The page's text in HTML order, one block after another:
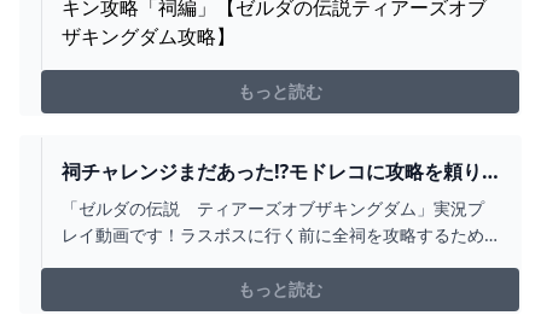
キン攻略「祠編」【ゼルダの伝説ティアーズオブ
ザキングダム攻略】
もっと読む
祠チャレンジまだあった⁉モドレコに攻略を頼り
切る勇者ＷＷＷ祠ノルマ10😈(賢者の遺志コンプリ
ート)【ゼルダの伝説 ティアーズ オブ ザ キングダ
「ゼルダの伝説 ティアーズオブザキングダム」実況プ
レイ動画です！ラスボスに行く前に全祠を攻略するため
て、賢者の遺志もコンプリートした！✊空島探索した配
信→https://youtube.com/live/WkCmXx23xrA今回のおま
もっと読む